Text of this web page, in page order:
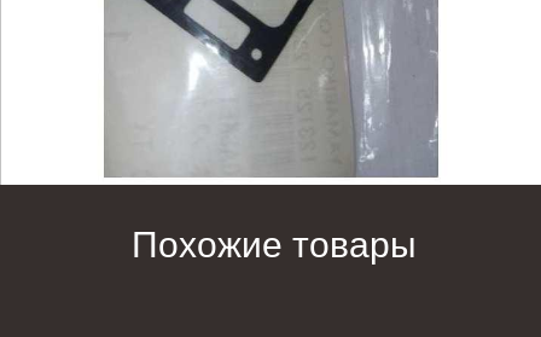
Похожие товары